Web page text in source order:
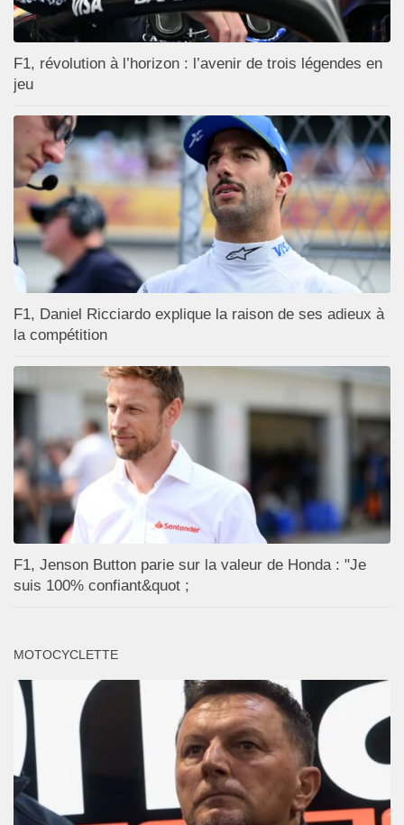
F1, révolution à l’horizon : l’avenir de trois légendes en
jeu
F1, Daniel Ricciardo explique la raison de ses adieux à
la compétition
F1, Jenson Button parie sur la valeur de Honda : "Je
suis 100% confiant&quot ;
MOTOCYCLETTE